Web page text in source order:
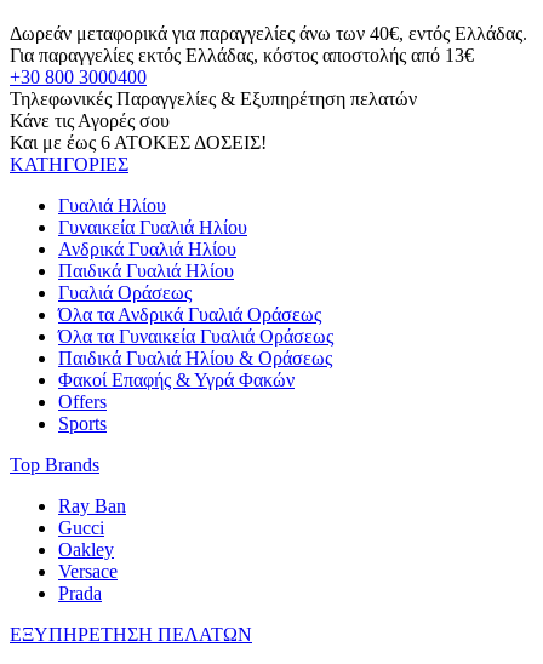
Δωρεάν μεταφορικά για παραγγελίες άνω των 40€, εντός Ελλάδας.
Για παραγγελίες εκτός Ελλάδας, κόστος αποστολής από 13€
+30 800 3000400
Τηλεφωνικές Παραγγελίες & Εξυπηρέτηση πελατών
Κάνε τις Αγορές σου
Και με έως 6 ΑΤΟΚΕΣ ΔΟΣΕΙΣ!
ΚΑΤΗΓΟΡΙΕΣ
Γυαλιά Ηλίου
Γυναικεία Γυαλιά Ηλίου
Ανδρικά Γυαλιά Ηλίου
Παιδικά Γυαλιά Ηλίου
Γυαλιά Οράσεως
Όλα τα Ανδρικά Γυαλιά Οράσεως
Όλα τα Γυναικεία Γυαλιά Οράσεως
Παιδικά Γυαλιά Ηλίου & Οράσεως
Φακοί Επαφής & Υγρά Φακών
Offers
Sports
Top Brands
Ray Ban
Gucci
Oakley
Versace
Prada
ΕΞΥΠΗΡΕΤΗΣΗ ΠΕΛΑΤΩΝ